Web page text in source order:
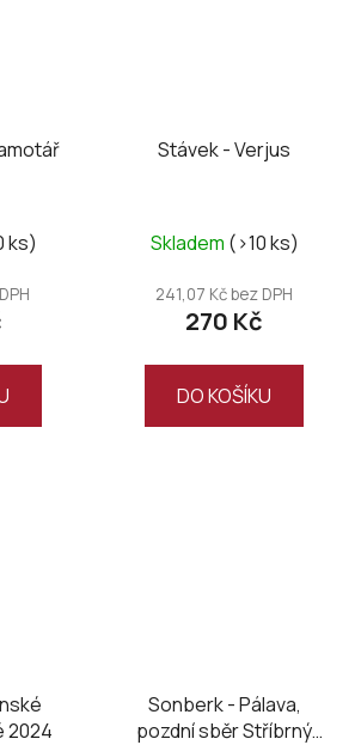
ks)
Stávek - Verjus
Skladem (>10 ks)
241,07 Kč bez DPH
270 Kč
DO KOŠÍKU
2024
Sonberk - Pálava,
pozdní sběr Stříbrný